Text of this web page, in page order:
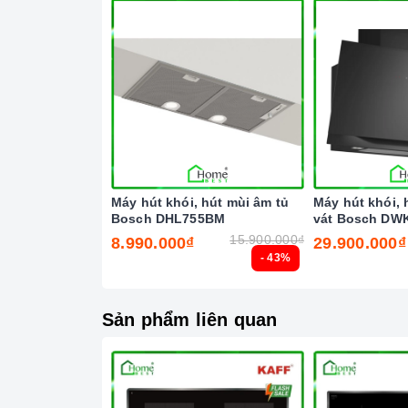
Công nghệ điều khiển "TouchSelect" với 17
Tính năng vượt trội
- 43%
Máy hút khói, hút mùi âm tủ
Bosch DHL755BM
8.990.000₫ 15.900.000₫
Máy hút khói,
vát Bosch
8
29.900.000₫
Sản phẩm liên quan